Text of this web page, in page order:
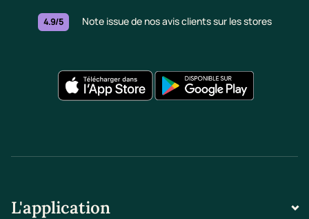
4.9/5 Note issue de nos avis clients sur les stores
L'application